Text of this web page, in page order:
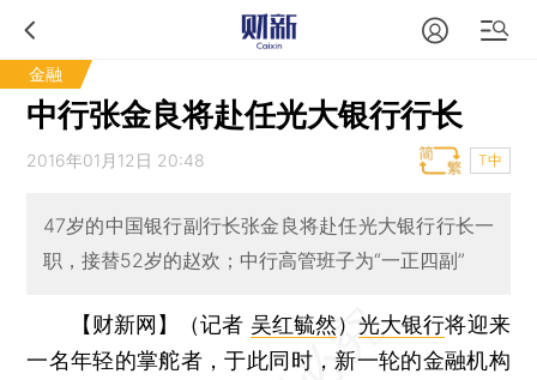
金融
中行张金良将赴任光大银行行长
2016年01月12日 20:48 T中
47岁的中国银行副行长张金良将赴任光大银行行长一
职，接替52岁的赵欢；中行高管班子为“一正四副”
【财新网】（记者 吴红毓然）光大银行将迎来
一名年轻的掌舵者，于此同时，新一轮的金融机构